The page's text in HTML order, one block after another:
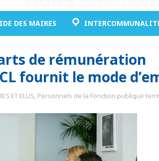
DES MAIRES
de rémunération
fournit le mode
ET ELUS, Personnels de la Fonction publique